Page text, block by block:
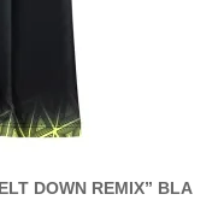
DOWN REMIX” BLA